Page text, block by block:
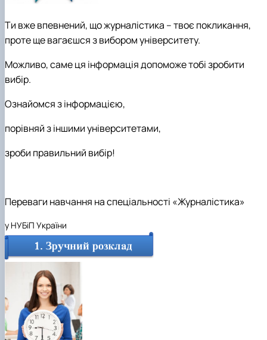
Ти вже впевнений, щожурналістика – твоє покликання,
проте ще вагаєшся з вибором університету.
Можливо, саме ця інформація допоможе тобі зробити
вибір.
Ознайомся з інформацією,
порівняй з іншими університетами,
зроби правильний вибір!
Переваги навчання на спеціальності «Журналістика»
у НУБіП України